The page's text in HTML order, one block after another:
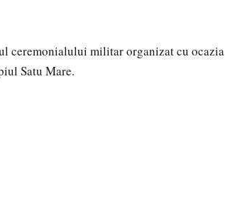
ceremonialului militar organizat cu ocazia
Satu Mare.